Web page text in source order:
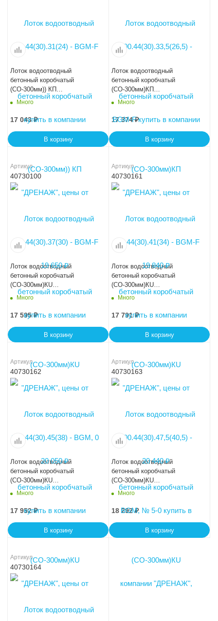
Лоток водоотводный
бетонный коробчатый
(СО-300мм)) КП
100.44(30).37(30) - BGМ-F
Много
17 043₽
В корзину
Лоток водоотводный
бетонный коробчатый
(СО-300мм)КП
100.44(30).41(34) - BGМ-F
Много
17 374₽
В корзину
Артикул
40730100
Лоток водоотводный
бетонный коробчатый
(СО-300мм)КU
100.44(30).45(38) - BGМ, 0
Много
17 595₽
В корзину
Артикул
40730161
Лоток водоотводный
бетонный коробчатый
(СО-300мм)КU
100.44(30).47,5(40,5) - BGМ,
Много
17 791₽
В корзину
Артикул
40730162
Лоток водоотводный
бетонный коробчатый
(СО-300мм)КU
100.44(30).50(43) - BGМ, №
Много
17 952₽
В корзину
Артикул
40730163
Лоток водоотводный
бетонный коробчатый
(СО-300мм)КU
100.44(30).52,5(45,5) - BGМ,
Много
18 292₽
В корзину
Артикул
40730164